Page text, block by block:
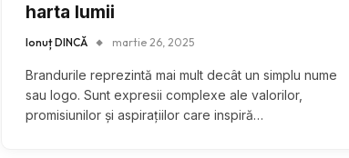
harta lumii
Ionuț DINCĂ martie 26, 2025
Brandurile reprezintă mai mult decât un simplu nume
sau logo. Sunt expresii complexe ale valorilor,
promisiunilor și aspirațiilor care inspiră…